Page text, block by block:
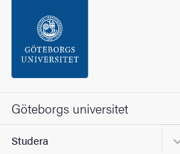
Sidfoten
Om webbplatsen
Göteborgs universitet
Studera